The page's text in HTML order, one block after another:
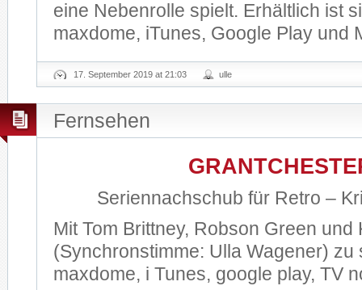
eine Nebenrolle spielt. Erhältlich ist
maxdome, iTunes, Google Play und
17. September 2019 at 21:03 ulle
Fernsehen
Seriennachschub für Retro –
Mit Tom Brittney, Robson Green und
(Synchronstimme: Ulla Wagener) zu
maxdome, i Tunes, google play, TV